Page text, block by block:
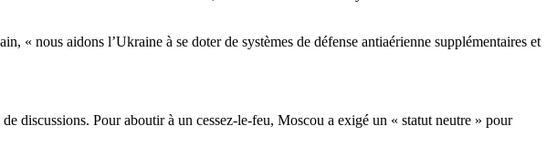
« nous aidons l’Ukraine à se doter de systèmes de défense antiaérienne supplémentaires et
discussions. Pour aboutir à un cessez-le-feu, Moscou a exigé un « statut neutre » pour